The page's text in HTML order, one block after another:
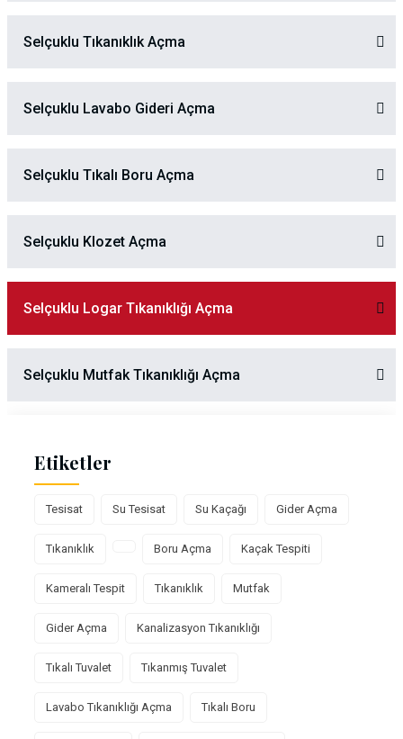
Selçuklu Tıkanıklık Açma
Selçuklu Lavabo Gideri Açma
Selçuklu Tıkalı Boru Açma
Selçuklu Klozet Açma
Selçuklu Logar Tıkanıklığı Açma
Selçuklu Mutfak Tıkanıklığı Açma
Etiketler
Tesisat Su Tesisat Su Kaçağı Gider Açma
Tıkanıklık Boru Açma Kaçak Tespiti
Kameralı Tespit Tıkanıklık Mutfak
Gider Açma Kanalizasyon Tıkanıklığı
Tıkalı Tuvalet Tıkanmış Tuvalet
Lavabo Tıkanıklığı Açma Tıkalı Boru